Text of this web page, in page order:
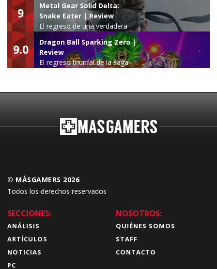
9
Metal Gear Solid Delta:
Snake Eater | Review
El regreso de una verdadera
leyenda
9.0
Dragon Ball Sparking Zero |
Review
El regreso triunfal de la saga
© MÁSGAMERS 2026
Todos los derechos reservados
SECCIONES:
ANÁLISIS
ARTÍCULOS
NOTICIAS
PC
NOSOTROS:
QUIÉNES SOMOS
STAFF
CONTACTO